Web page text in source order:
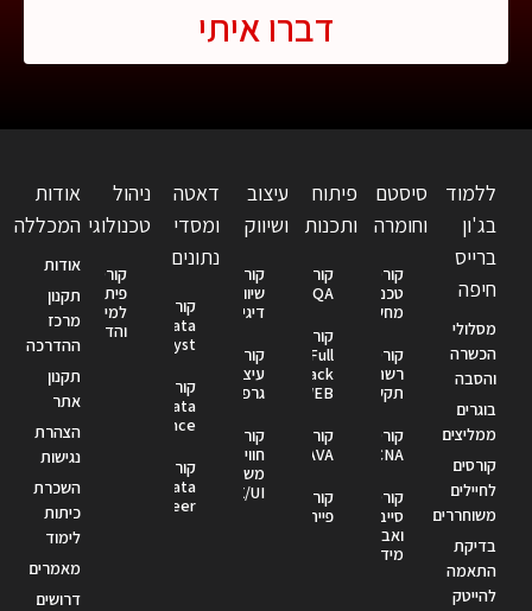
דברו איתי
ללמוד
בג'ון
ברייס
חיפה
מסלולי
הכשרה
והסבה
בוגרים
ממליצים
קורסים
לחיילים
משוחררים
בדיקת
התאמה
להייטק
סיסטם
וחומרה
קורס
טכנאי
מחשבים
קורס
רשתות
תקשורת
קורס
CCNA
קורס
סייבר
ואבטחת
מידע
פיתוח
ותכנות
קורס
QA
קורס
Full
Stack
WEB
קורס
JAVA
קורס
פייתון
עיצוב
ושיווק
קורס
שיווק
דיגיטלי
קורס
עיצוב
גרפי
קורס
חווית
משתמש
UX/UI
דאטה
ומסדי
נתונים
קורס
Data
Analyst
קורס
Data
Science
קורס
Data
Engineer
ניהול
טכנולוגי
קורס
פיתוח
למידה
והדרכה
אודות
המכללה
אודות
תקנון
מרכז
ההדרכה
תקנון
אתר
הצהרת
נגישות
השכרת
כיתות
לימוד
מאמרים
דרושים